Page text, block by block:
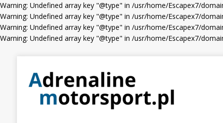
Warning: Undefined array key "@type" in /usr/home/Escapex7/
Warning: Undefined array key "@type" in /usr/home/Escapex7/
Warning: Undefined array key "@type" in /usr/home/Escapex7/
Warning: Undefined array key "@type" in /usr/home/Escapex7/